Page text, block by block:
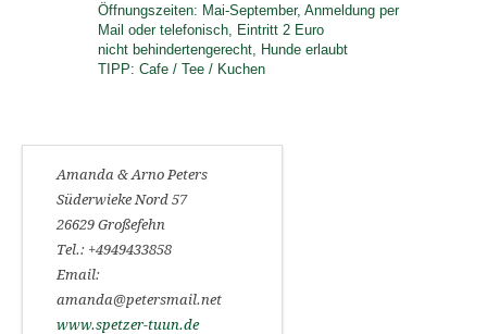
Öffnungszeiten: Mai-September, Anmeldung per
Mail oder telefonisch, Eintritt 2 Euro
nicht behindertengerecht, Hunde erlaubt
TIPP: Cafe / Tee / Kuchen
Amanda & Arno Peters
Süderwieke Nord 57
26629 Großefehn
Tel.: +4949433858
Email:
amanda@petersmail.net
www.spetzer-tuun.de